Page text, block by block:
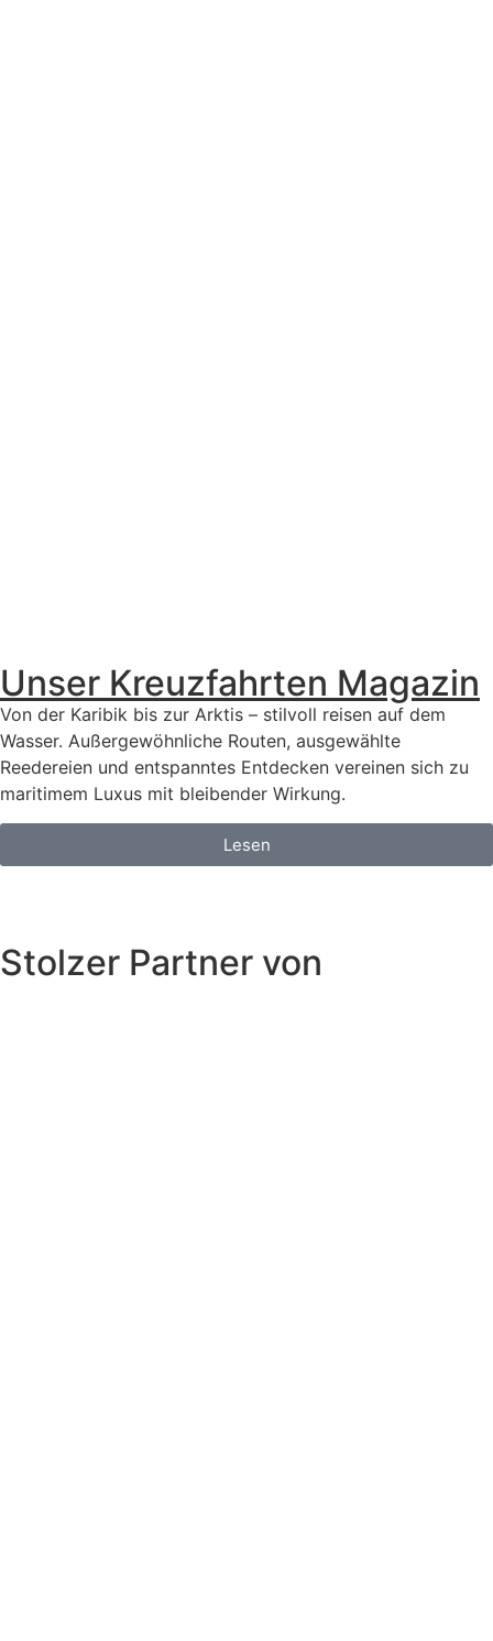
Unser Kreuzfahrten Magazin
Von der Karibik bis zur Arktis – stilvoll reisen auf dem
Wasser. Außergewöhnliche Routen, ausgewählte
Reedereien und entspanntes Entdecken vereinen sich zu
maritimem Luxus mit bleibender Wirkung.
Lesen
Stolzer Partner von